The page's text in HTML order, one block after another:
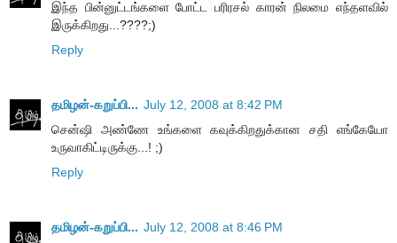
இந்த பின்னுட்டங்களை போட்ட பரிரசல் காரன் நிலமை எந்தளவில்
இருக்கிறது...????;)
Reply
தமிழன்-கறுப்பி... July 12, 2008 at 8:42 PM
சென்ஷி அண்ணே உங்களை கவுக்கிறதுக்கான சதி எங்கேயோ
உருவாகிட்டிருக்கு...! ;)
Reply
தமிழன்-கறுப்பி... July 12, 2008 at 8:46 PM